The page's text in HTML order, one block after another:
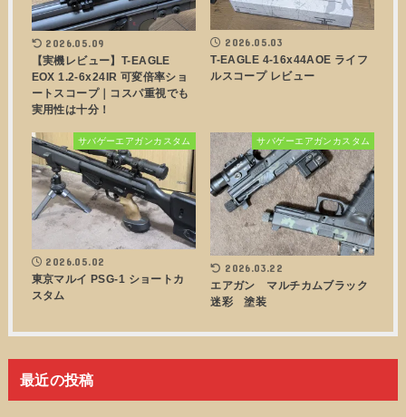
2026.05.09
【実機レビュー】T-EAGLE
EOX 1.2-6x24IR 可変倍率ショ
ートスコープ｜コスパ重視でも
実用性は十分！
2026.05.03
T-EAGLE 4-16x44AOE ライフ
ルスコープ レビュー
サバゲーエアガンカスタム
2026.05.02
東京マルイ PSG-1 ショートカ
スタム
サバゲーエアガンカスタム
2026.03.22
エアガン マルチカムブラック
迷彩 塗装
最近の投稿